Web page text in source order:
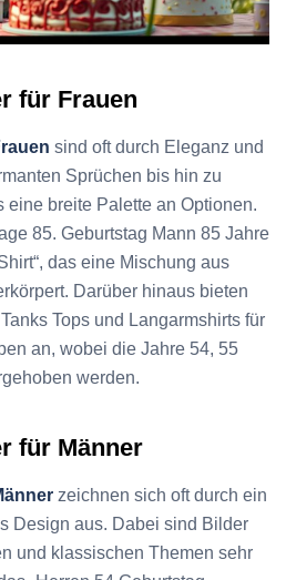
für Frauen
sind oft durch Eleganz und
Sprüchen bis hin zu
eine breite Palette an Optionen.
85. Geburtstag Mann 85 Jahre
das eine Mischung aus
Darüber hinaus bieten
Tops und Langarmshirts für
an, wobei die Jahre 54, 55
werden.
für Männer
zeichnen sich oft durch ein
Design aus. Dabei sind Bilder
und klassischen Themen sehr